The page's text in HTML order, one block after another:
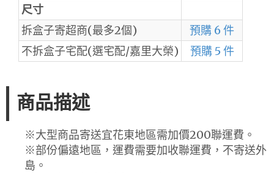
尺寸
拆盒子寄超商(最多2個)
預購 6 件
不拆盒子宅配(選宅配/嘉里大榮)
預購 5 件
商品描述
※大型商品寄送宜花東地區需加價200聯運費。
※部份偏遠地區，運費需要加收聯運費，不寄送外
島。